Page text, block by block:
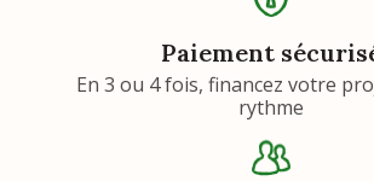
Paiement
En 3 ou 4 fois, financez votre
rythme